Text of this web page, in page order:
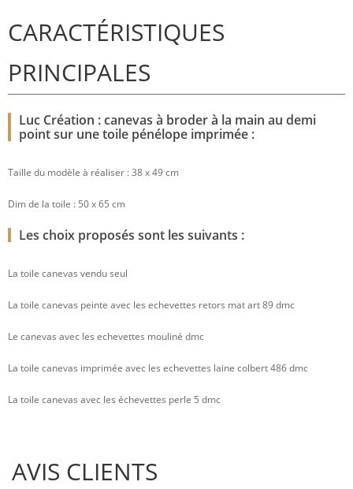
CARACTÉRISTIQUES
PRINCIPALES
Luc Création : canevas à broder à la main au demi
point sur une toile pénélope imprimée :
Taille du modèle à réaliser : 38 x 49 cm
Dim de la toile : 50 x 65 cm
Les choix proposés sont les suivants :
La toile canevas vendu seul
La toile canevas peinte avec les echevettes retors mat art 89 dmc
Le canevas avec les echevettes mouliné dmc
La toile canevas imprimée avec les echevettes laine colbert 486 dmc
La toile canevas avec les échevettes perle 5 dmc
AVIS CLIENTS